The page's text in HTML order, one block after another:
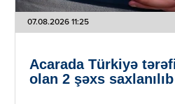
07.08.2026 11:25
Acarada Türkiyə
olan 2 şəxs saxlanılıb